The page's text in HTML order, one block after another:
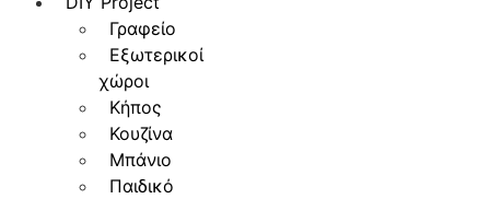
Γραφείο
Εξωτερικοί
χώροι
Κήπος
Κουζίνα
Μπάνιο
Παιδικό